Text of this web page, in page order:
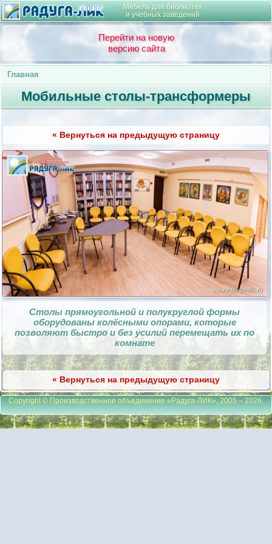
Мебель для библиотек
и учебных заведений
Перейти на новую
версию сайта
Главная
Мобильные столы-трансформеры
« Вернуться на предыдущую страницу
Столы прямоугольной и полукруглой формы
оборудованы колёсными опорами, которые
позволяют быстро и без усилий перемещать их по
комнате
« Вернуться на предыдущую страницу
Copyright © Производственное объединение «Радуга-ЛИК», 2005 – 2026.